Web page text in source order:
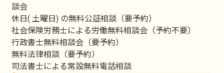
談会
休日( 土曜日) の無料公証相談（要予約）
社会保険労務士による労働無料相談会（予約不要）
行政書士無料相談会（要予約）
無料法律相談（要予約）
司法書士による常設無料電話相談